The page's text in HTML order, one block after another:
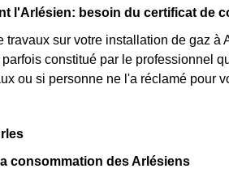
l'Arlésien: besoin du certificat de
travaux sur votre installation de gaz
constitué par le professionnel
ou si personne ne l'a réclamé pour
consommation des Arlésiens